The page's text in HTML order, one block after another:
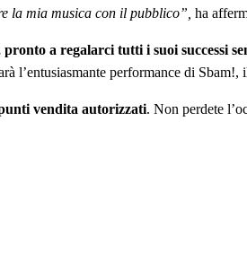
la mia musica con il pubblico”, ha
a regalarci tutti i suoi successi
l’entusiasmante performance di
vendita autorizzati. Non perdete